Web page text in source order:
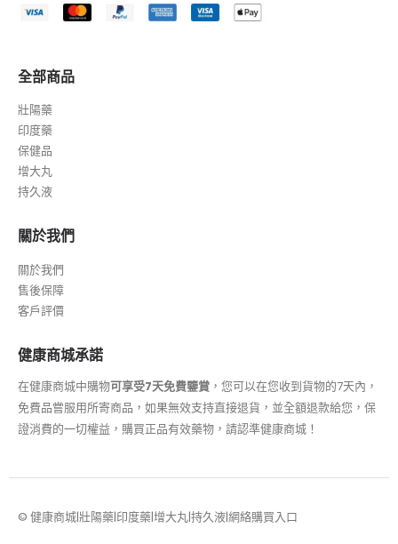
全部商品
壯陽藥
印度藥
保健品
增大丸
持久液
關於我們
關於我們
售後保障
客戶評價
健康商城承諾
在健康商城中購物可享受7天免費鑒賞 ，您可以在您收到貨物的7天內，
免費品嘗服用所寄商品，如果無效支持直接退貨，並全額退款給您，保
證消費的一切權益，購買正品有效藥物，請認準健康商城！
© 健康商城|壯陽藥|印度藥|增大丸|持久液|網絡購買入口